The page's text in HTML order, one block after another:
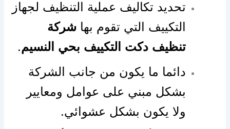
تحديد تكاليف عملية التنظيف لجهاز
التكييف التي تقوم بهاشركة
تنظيف دكت التكييف بحي النسيم.
دائما ما يكون من جانب الشركة
بشكل مبني على عوامل ومعايير
ولا يكون بشكل عشوائي.